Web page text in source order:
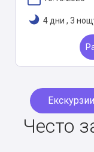
4 дни , 3
Често